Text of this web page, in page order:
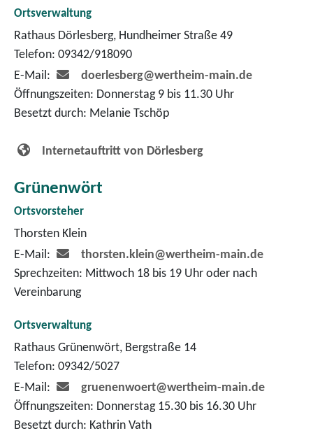
Ortsverwaltung
Rathaus Dörlesberg, Hundheimer Straße 49
Telefon: 09342/918090
E-Mail:
doerlesberg@wertheim-main.de
Öffnungszeiten: Donnerstag 9 bis 11.30 Uhr
Besetzt durch: Melanie Tschöp
Internetauftritt von Dörlesberg
Grünenwört
Ortsvorsteher
Thorsten Klein
E-Mail:
thorsten.klein@wertheim-main.de
Sprechzeiten: Mittwoch 18 bis 19 Uhr oder nach
Vereinbarung
Ortsverwaltung
Rathaus Grünenwört, Bergstraße 14
Telefon: 09342/5027
E-Mail:
gruenenwoert@wertheim-main.de
Öffnungszeiten: Donnerstag 15.30 bis 16.30 Uhr
Besetzt durch: Kathrin Vath